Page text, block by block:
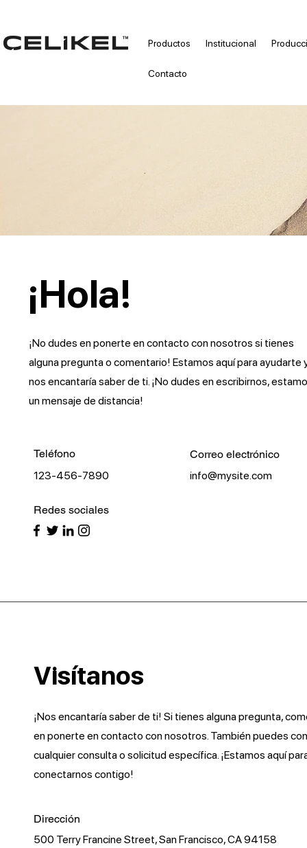
Productos Institucional
Contacto
¡Hola!
¡No dudes en ponerte en contacto con nosotros si tienes
alguna pregunta o comentario! Estamos aquí para ayudarte
nos encantaría saber de ti. ¡No dudes en escribirnos,
un mensaje de distancia!
Teléfono
123-456-7890
Correo electrónico
info@mysite.com
Redes sociales
Visítanos
¡Nos encantaría saber de ti! Si tienes alguna pregunta,
en ponerte en contacto con nosotros. También puedes
cualquier consulta o solicitud específica. ¡Estamos aquí
conectarnos contigo!
Dirección
500 Terry Francine Street, San Francisco, CA 94158